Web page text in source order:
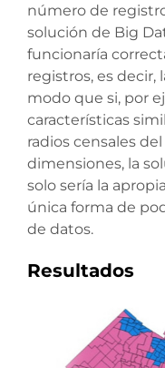
número de
solución de Big
funcionaría
registros, es decir,
modo que si, por
características
radios censales
dimensiones, la
solo sería la
única forma de
de datos.
Resultados